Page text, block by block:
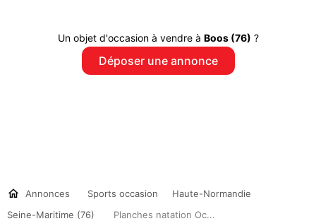
Un objet d'occasion à vendre à Boos (76) ?
Déposer une annonce
Annonces Sports occasion
Haute-Normandie
Seine-Maritime (76)
Planches natation Oc...